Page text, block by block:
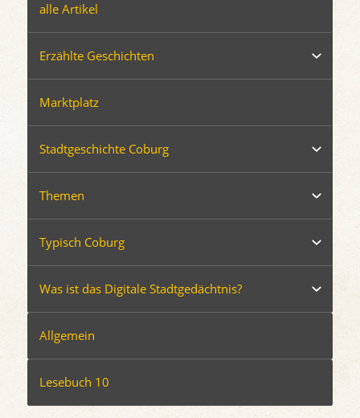
alle Artikel
Erzählte Geschichten
Marktplatz
Stadtgeschichte Coburg
Themen
Typisch Coburg
Was ist das Digitale Stadtgedächtnis?
Allgemein
Lesebuch 10